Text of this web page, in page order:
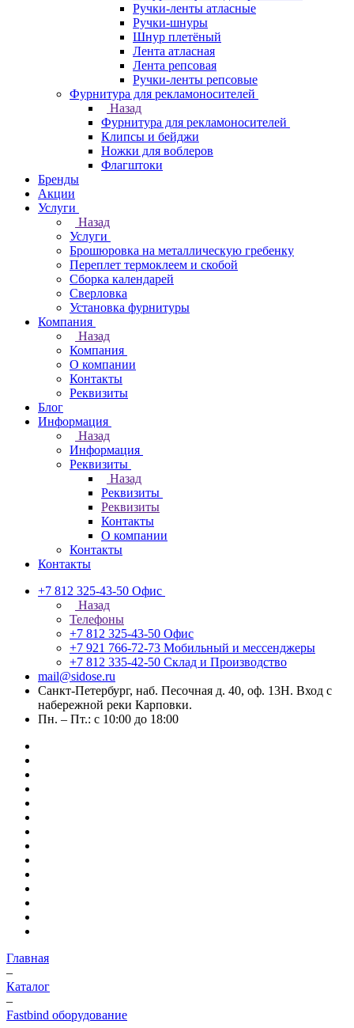
Ручки-ленты атласные
Ручки-шнуры
Шнур плетёный
Лента атласная
Лента репсовая
Ручки-ленты репсовые
Фурнитура для рекламоносителей
Назад
Фурнитура для рекламоносителей
Клипсы и бeйджи
Ножки для воблеров
Флагштоки
Бренды
Акции
Услуги
Назад
Услуги
Брошюровка на металлическую гребенку
Переплет термоклеем и скобой
Сборка календарей
Сверловка
Установка фурнитуры
Компания
Назад
Компания
О компании
Контакты
Реквизиты
Блог
Информация
Назад
Информация
Реквизиты
Назад
Реквизиты
Реквизиты
Контакты
О компании
Контакты
Контакты
+7 812 325-43-50 Офис
Назад
Телефоны
+7 812 325-43-50 Офис
+7 921 766-72-73 Мобильный и мессенджеры
+7 812 335-42-50 Склад и Производство
mail@sidose.ru
Санкт-Петербург, наб. Песочная д. 40, оф. 13Н. Вход с
набережной реки Карповки.
Пн. – Пт.: с 10:00 до 18:00
Главная
–
Каталог
–
Fastbind оборудование